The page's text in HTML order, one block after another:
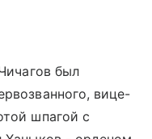
был
вице-
шпагой с